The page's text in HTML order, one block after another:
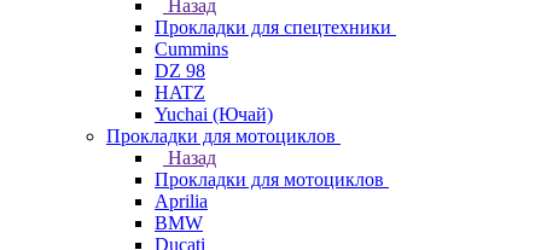
Назад
Прокладки для спецтехники
Cummins
DZ 98
HATZ
Yuchai (Ючай)
Прокладки для мотоциклов
Назад
Прокладки для мотоциклов
Aprilia
BMW
Ducati